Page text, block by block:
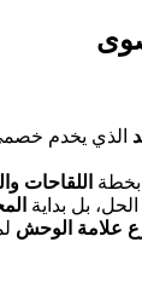
الذي يخدم
بخطة اللقاحات
بل بداية
علامة الوحش